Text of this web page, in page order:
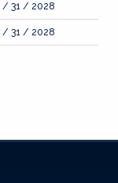
/ 31 / 2028
/ 31 / 2028